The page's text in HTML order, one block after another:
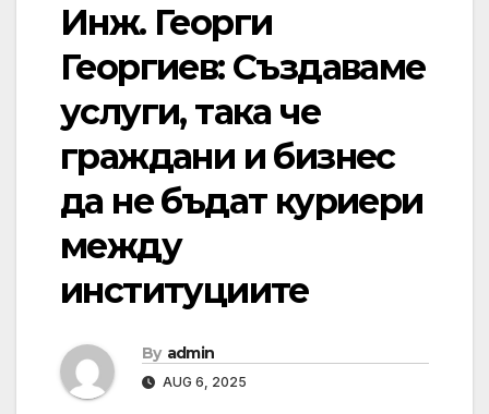
Инж. Георги
Георгиев: Създаваме
услуги, така че
граждани и бизнес
да не бъдат куриери
между
институциите
By admin
AUG 6, 2025